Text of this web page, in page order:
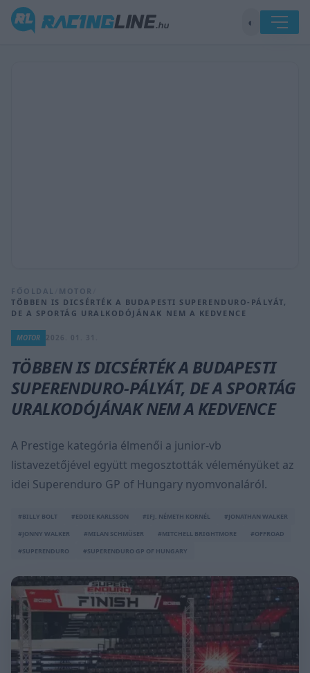
◐
FŐOLDAL MOTOR
TÖBBEN IS DICSÉRTÉK A BUDAPESTI SUPERENDURO-PÁLYÁT,
DE A SPORTÁG URALKODÓJÁNAK NEM A KEDVENCE
MOTOR
TÖBBEN IS DICSÉRTÉK A BUDAPESTI
SUPERENDURO-PÁLYÁT, DE A SPORTÁG
URALKODÓJÁNAK NEM A KEDVENCE
A Prestige kategória élmenői a junior-vb
listavezetőjével együtt megosztották véleményüket az
idei Superenduro GP of Hungary nyomvonaláról.
#BILLY BOLT #EDDIE KARLSSON #IFJ. NÉMETH KORNÉL
#JONATHAN WALKER
#JONNY WALKER
#MILAN SCHMÜSER #MITCHELL BRIGHTMORE
#OFFROAD
#SUPERENDURO
#SUPERENDURO GP OF HUNGARY